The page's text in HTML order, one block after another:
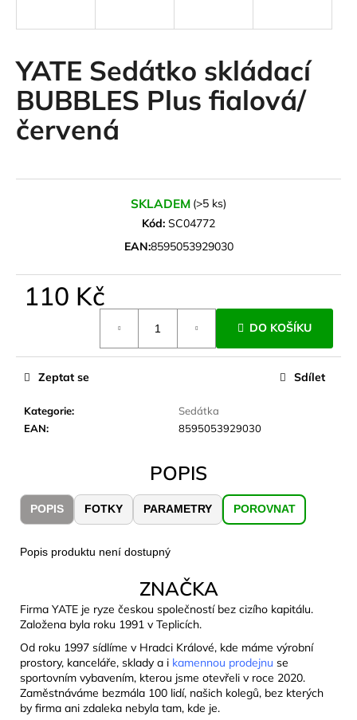
YATE Sedátko skládací
BUBBLES Plus fialová/
červená
SKLADEM (>5 ks)
Kód: SC04772
EAN:8595053929030
110 Kč
DO KOŠÍKU
Kategorie:
Sedátka
EAN: 8595053929030
Zeptat se Sdílet
POPIS
POPIS FOTKY PARAMETRY POROVNAT
Popis produktu není dostupný
ZNAČKA
Firma YATE je ryze českou společností bez cizího kapitálu.
Založena byla roku 1991 v Teplicích.
Od roku 1997 sídlíme v Hradci Králové, kde máme výrobní
prostory, kanceláře, sklady a i kamennou prodejnu se
sportovním vybavením, kterou jsme otevřeli v roce 2020.
Zaměstnáváme bezmála 100 lidí, našich kolegů, bez kterých
by firma ani zdaleka nebyla tam, kde je.
í
t
?
o
č
u
m
JOMA
SIERRA
25
TRAILOVÉ
BOTY
1
603
Původně:
2
290
Kč